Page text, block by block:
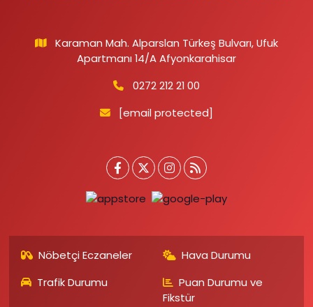
Karaman Mah. Alparslan Türkeş Bulvarı, Ufuk
Apartmanı 14/A Afyonkarahisar
0272 212 21 00
[email protected]
Nöbetçi Eczaneler
Hava Durumu
Trafik Durumu
Puan Durumu ve
Fikstür